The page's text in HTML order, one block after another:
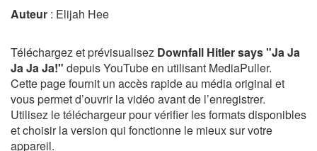
Auteur : Elijah Hee
Téléchargez et prévisualisez Downfall Hitler says "Ja Ja
Ja Ja Ja!" depuis YouTube en utilisant MediaPuller.
Cette page fournit un accès rapide au média original et
vous permet d’ouvrir la vidéo avant de l’enregistrer.
Utilisez le téléchargeur pour vérifier les formats disponibles
et choisir la version qui fonctionne le mieux sur votre
appareil.